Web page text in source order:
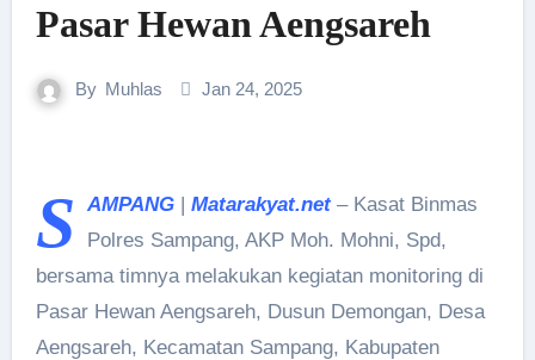
Pasar Hewan Aengsareh
By Muhlas Jan 24, 2025
S AMPANG| Matarakyat.net– Kasat Binmas
Polres Sampang, AKP Moh. Mohni, Spd,
bersama timnya melakukan kegiatan monitoring di
Pasar Hewan Aengsareh, Dusun Demongan, Desa
Aengsareh, Kecamatan Sampang, Kabupaten